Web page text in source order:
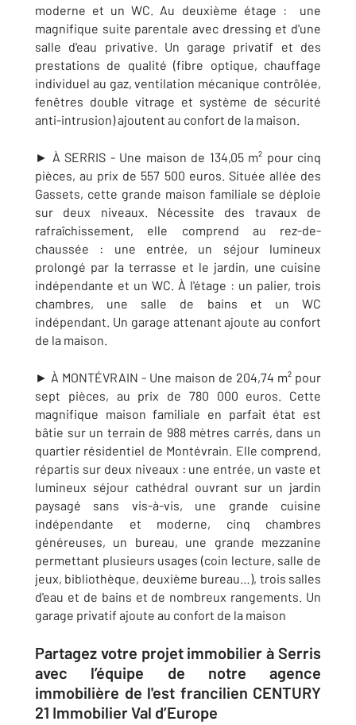
moderne et un WC. Au deuxième étage : une
magnifique suite parentale avec dressing et d'une
salle d'eau privative. Un garage privatif et des
prestations de qualité (fibre optique, chauffage
individuel au gaz, ventilation mécanique contrôlée,
fenêtres double vitrage et système de sécurité
anti-intrusion) ajoutent au confort de la maison.
► À SERRIS - Une maison de 134,05 m² pour cinq
pièces, au prix de 557 500 euros. Située allée des
Gassets, cette grande maison familiale se déploie
sur deux niveaux. Nécessite des travaux de
rafraîchissement, elle comprend au rez-de-
chaussée : une entrée, un séjour lumineux
prolongé par la terrasse et le jardin, une cuisine
indépendante et un WC. À l'étage : un palier, trois
chambres, une salle de bains et un WC
indépendant. Un garage attenant ajoute au confort
de la maison.
► À MONTÉVRAIN - Une maison de 204,74 m² pour
sept pièces, au prix de 780 000 euros. Cette
magnifique maison familiale en parfait état est
bâtie sur un terrain de 988 mètres carrés, dans un
quartier résidentiel de Montévrain. Elle comprend,
répartis sur deux niveaux : une entrée, un vaste et
lumineux séjour cathédral ouvrant sur un jardin
paysagé sans vis-à-vis, une grande cuisine
indépendante et moderne, cinq chambres
généreuses, un bureau, une grande mezzanine
permettant plusieurs usages (coin lecture, salle de
jeux, bibliothèque, deuxième bureau…), trois salles
d'eau et de bains et de nombreux rangements. Un
garage privatif ajoute au confort de la maison
Partagez votre projet immobilier à Serris
avec l’équipe de notre agence
immobilière de l'est francilien CENTURY
21 Immobilier Val d’Europe